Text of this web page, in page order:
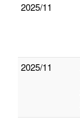
2025/11
2025/11